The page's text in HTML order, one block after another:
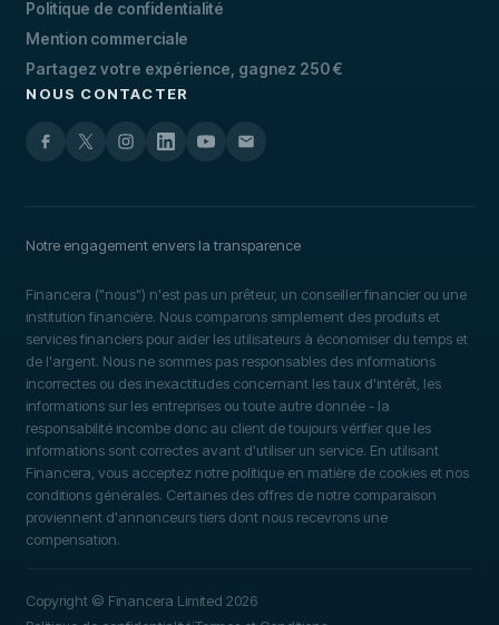
Politique de confidentialité
Mention commerciale
Partagez votre expérience, gagnez 250 €
NOUS CONTACTER
Notre engagement envers la transparence
Financera ("nous") n'est pas un prêteur, un conseiller financier ou une
institution financière. Nous comparons simplement des produits et
services financiers pour aider les utilisateurs à économiser du temps et
de l'argent. Nous ne sommes pas responsables des informations
incorrectes ou des inexactitudes concernant les taux d'intérêt, les
informations sur les entreprises ou toute autre donnée - la
responsabilité incombe donc au client de toujours vérifier que les
informations sont correctes avant d'utiliser un service. En utilisant
Financera, vous acceptez notre politique en matière de cookies et nos
conditions générales. Certaines des offres de notre comparaison
proviennent d'annonceurs tiers dont nous recevrons une
compensation.
Copyright © Financera Limited 2026